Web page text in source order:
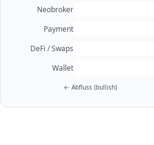
Neobroker
Payment
DeFi / Swaps
Wallet
← Abfluss (bullish)